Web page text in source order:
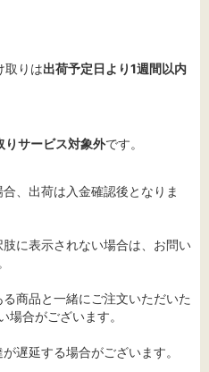
取りは出荷予定日より1週間以内
りサービス対象外です。
、出荷は入金確認後となりま
に表示されない場合は、お問い
商品と一緒にご注文いただいた
場合がございます。
遅延する場合がございます。